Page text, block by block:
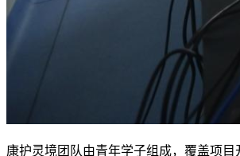
康护灵境团队由青年学子组成，覆盖项